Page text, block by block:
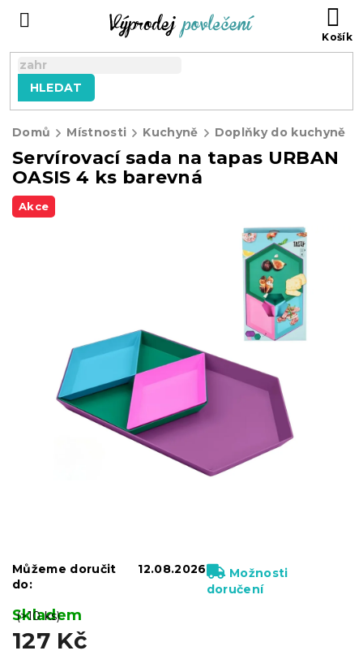
HLEDAT
Domů Místnosti Kuchyně Doplňky do kuchyně
Servírovací sada na tapas URBAN
OASIS 4 ks barevná
Akce
127 Kč
Skladem
(>10 ks)
Můžeme doručit
do:
12.08.2026
Možnosti
doručení